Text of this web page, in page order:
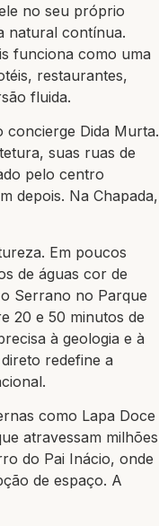
no seu próprio
natural contínua.
funciona como uma
restaurantes,
fluida.
concierge Dida Murta.
suas ruas de
pelo centro
depois. Na Chapada,
Em poucos
de águas cor de
Serrano no Parque
20 e 50 minutos de
à geologia e à
redefine a
como Lapa Doce
atravessam milhões
do Pai Inácio, onde
de espaço. A